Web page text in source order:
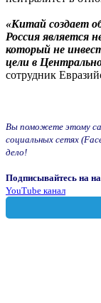
«Китай создает
Россия является
который не
цели в
сотрудник
Вы поможете этому
социальных сетях
дело!
Подписывайтесь на
YouTube канал